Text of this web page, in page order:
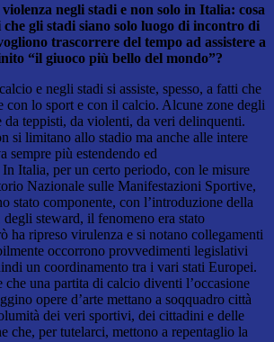
negli stadi e non solo in Italia: cosa
gli stadi siano solo luogo di incontro di
trascorrere del tempo ad assistere a
“il giuoco più bello del mondo”?
e negli stadi si assiste, spesso, a fatti che
con lo sport e con il calcio. Alcune zone degli
da teppisti, da violenti, da veri delinquenti.
si limitano allo stadio ma anche alle intere
sempre più estendendo ed
Italia, per un certo periodo, con le misure
Nazionale sulle Manifestazioni Sportive,
stato componente, con l’introduzione della
steward, il fenomeno era stato
ha ripreso virulenza e si notano collegamenti
occorrono provvedimenti legislativi
un coordinamento tra i vari stati Europei.
una partita di calcio diventi l’occasione
opere d’arte mettano a soqquadro città
dei veri sportivi, dei cittadini e delle
che, per tutelarci, mettono a repentaglio la